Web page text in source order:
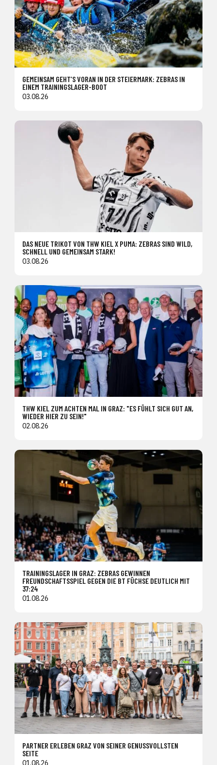
GEMEINSAM GEHT’S VORAN IN DER STEIERMARK: ZEBRAS IN
EINEM TRAININGSLAGER-BOOT
03.08.26
DAS NEUE TRIKOT VON THW KIEL X PUMA: ZEBRAS SIND WILD,
SCHNELL UND GEMEINSAM STARK!
03.08.26
THW KIEL ZUM ACHTEN MAL IN GRAZ: "ES FÜHLT SICH GUT AN,
WIEDER HIER ZU SEIN!"
02.08.26
TRAININGSLAGER IN GRAZ: ZEBRAS GEWINNEN
FREUNDSCHAFTSSPIEL GEGEN DIE BT FÜCHSE DEUTLICH MIT
37:24
01.08.26
PARTNER ERLEBEN GRAZ VON SEINER GENUSSVOLLSTEN
SEITE
01.08.26